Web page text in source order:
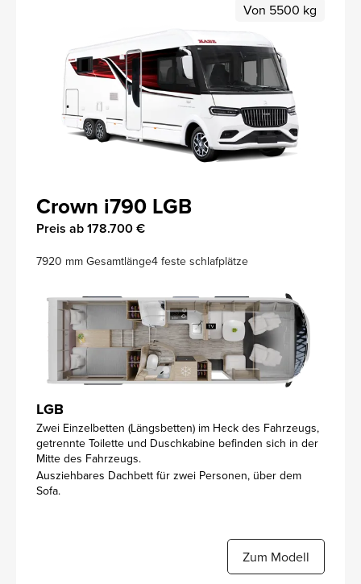
Von 5500 kg
Crown i790 LGB
Preis ab 178.700 €
7920 mm Gesamtlänge4 feste schlafplätze
LGB
Zwei Einzelbetten (Längsbetten) im Heck des Fahrzeugs,
getrennte Toilette und Duschkabine befinden sich in der
Mitte des Fahrzeugs.
Ausziehbares Dachbett für zwei Personen, über dem
Sofa.
Zum Modell